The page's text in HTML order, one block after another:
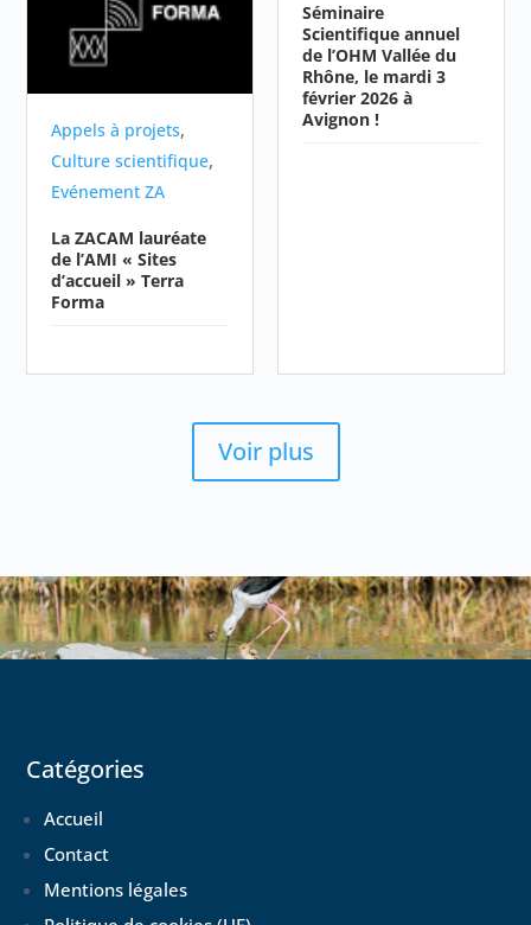
Appels à projets,
Culture scientifique,
Evénement ZA
La ZACAM lauréate
de l’AMI « Sites
d’accueil » Terra
Forma
Séminaire
Scientifique annuel
de l’OHM Vallée du
Rhône, le mardi 3
février 2026 à
Avignon !
Voir plus
Catégories
Accueil
Contact
Mentions légales